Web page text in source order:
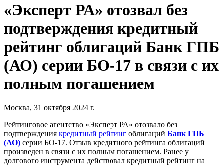
«Эксперт РА» отозвал без
подтверждения кредитный
рейтинг облигаций Банк ГПБ
(АО) серии БО-17 в связи с их
полным погашением
Москва, 31 октября 2024 г.
Рейтинговое агентство «Эксперт РА» отозвало без
подтверждения кредитный рейтинг облигаций Банк ГПБ
(АО) серии БО-17. Отзыв кредитного рейтинга облигаций
произведен в связи с их полным погашением. Ранее у
долгового инструмента действовал кредитный рейтинг на